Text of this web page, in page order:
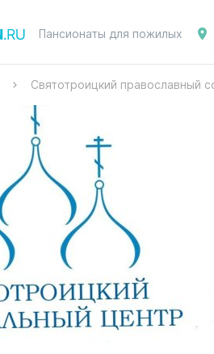
Пансионаты для пожилых
Святотроицкий православный